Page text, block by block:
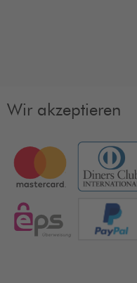
Wir akzeptieren